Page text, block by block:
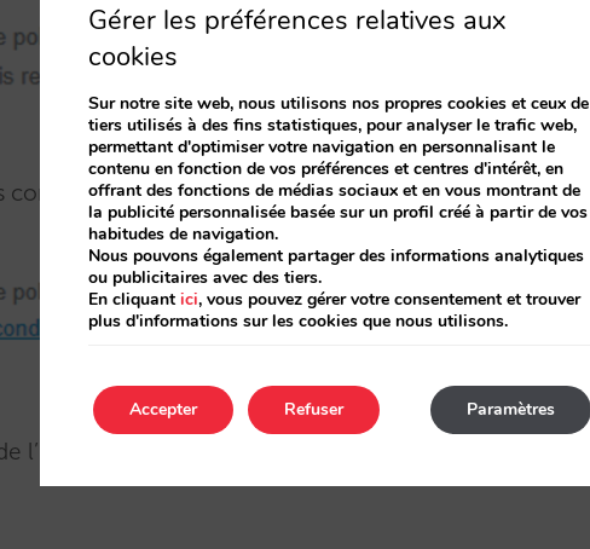
conditions » :
l’utilisateur à laquelle il a accès pour voir ou
Gérer les préférences relatives aux
cookies
Sur notre site web, nous utilisons nos propres cookies et ceux de
tiers utilisés à des fins statistiques, pour analyser le trafic web,
permettant d'optimiser votre navigation en personnalisant le
contenu en fonction de vos préférences et centres d'intérêt, en
offrant des fonctions de médias sociaux et en vous montrant de
la publicité personnalisée basée sur un profil créé à partir de vos
habitudes de navigation.
Nous pouvons également partager des informations analytiques
ou publicitaires avec des tiers.
En cliquant ici, vous pouvez gérer votre consentement et trouver
plus d'informations sur les cookies que nous utilisons.
Accepter Paramètres
Refuser